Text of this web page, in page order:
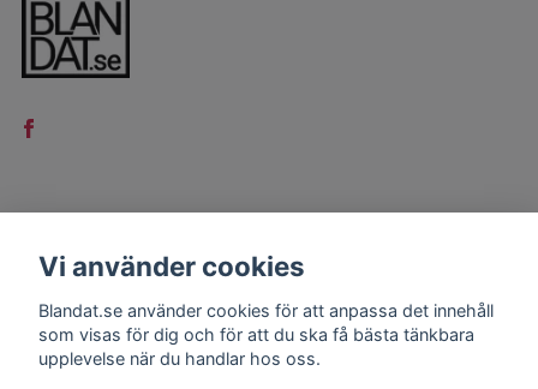
Kontakt
Köpvillkor
Vi använder cookies
Blandat.se använder cookies för att anpassa det innehåll
som visas för dig och för att du ska få bästa tänkbara
upplevelse när du handlar hos oss.